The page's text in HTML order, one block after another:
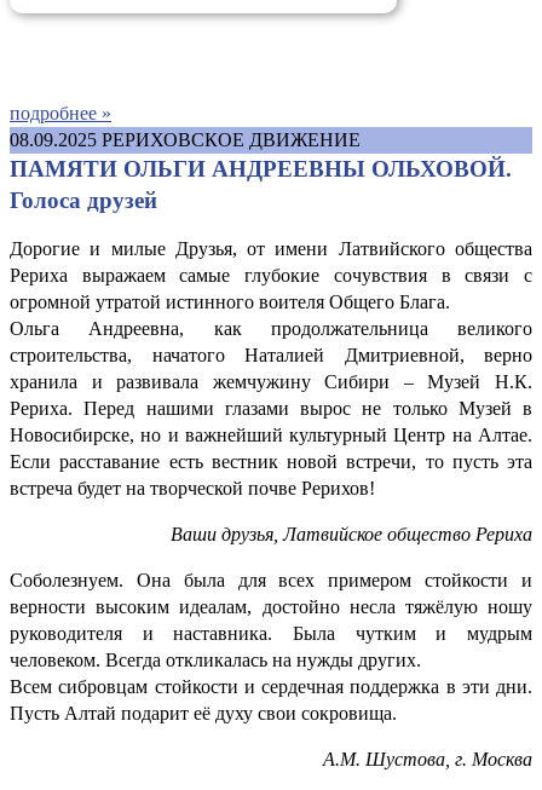
подробнее »
08.09.2025 РЕРИХОВСКОЕ ДВИЖЕНИЕ
ПАМЯТИ ОЛЬГИ АНДРЕЕВНЫ ОЛЬХОВОЙ.
Голоса друзей
Дорогие и милые Друзья, от имени Латвийского общества
Рериха выражаем самые глубокие сочувствия в связи с
огромной утратой истинного воителя Общего Блага.
Ольга Андреевна, как продолжательница великого
строительства, начатого Наталией Дмитриевной, верно
хранила и развивала жемчужину Сибири – Музей Н.К.
Рериха. Перед нашими глазами вырос не только Музей в
Новосибирске, но и важнейший культурный Центр на Алтае.
Если расставание есть вестник новой встречи, то пусть эта
встреча будет на творческой почве Рерихов!
Ваши друзья, Латвийское общество Рериха
Соболезнуем. Она была для всех примером стойкости и
верности высоким идеалам, достойно несла тяжёлую ношу
руководителя и наставника. Была чутким и мудрым
человеком. Всегда откликалась на нужды других.
Всем сибровцам стойкости и сердечная поддержка в эти дни.
Пусть Алтай подарит её духу свои сокровища.
А.М. Шустова, г. Москва